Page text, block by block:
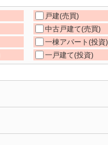
戸建(売買)
中古戸建て(売買)
一棟アパート(投資)
一戸建て(投資)